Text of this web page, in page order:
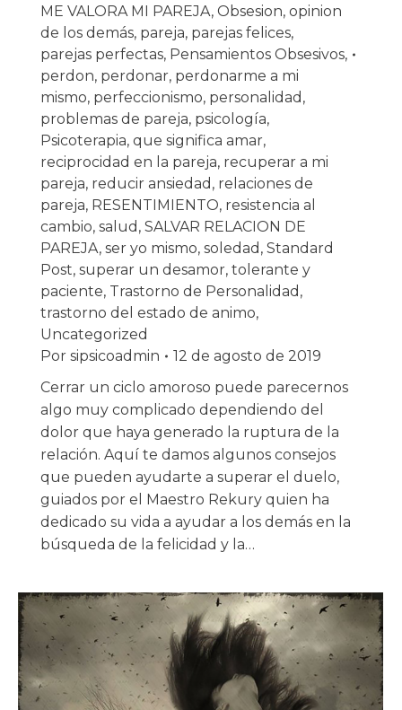
ME VALORA MI PAREJA, Obsesion, opinion
de los demás, pareja, parejas felices,
parejas perfectas, Pensamientos Obsesivos,
perdon, perdonar, perdonarme a mi
mismo, perfeccionismo, personalidad ,
problemas de pareja, psicología,
Psicoterapia, que significa amar,
reciprocidad en la pareja, recuperar a mi
pareja, reducir ansiedad , relaciones de
pareja, RESENTIMIENTO, resistencia al
cambio, salud , SALVAR RELACION DE
PAREJA, ser yo mismo, soledad , Standard
Post, superar un desamor, tolerante y
paciente, Trastorno de Personalidad ,
trastorno del estado de animo,
Uncategorized
Por sipsicoadmin
12 de agosto de 2019
Cerrar un ciclo amoroso puede parecernos
algo muy complicado dependiendo del
dolor que haya generado la ruptura de la
relación. Aquí te damos algunos consejos
que pueden ayudarte a superar el duelo,
guiados por el Maestro Rekury quien ha
dedicado su vida a ayudar a los demás en la
búsqueda de la felicidad y la…